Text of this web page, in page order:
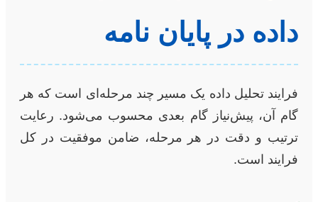
داده در پایان نامه
فرایند تحلیل داده یک مسیر چند مرحله‌ای است که هر
گام آن، پیش‌نیاز گام بعدی محسوب می‌شود. رعایت
ترتیب و دقت در هر مرحله، ضامن موفقیت در کل
فرایند است.